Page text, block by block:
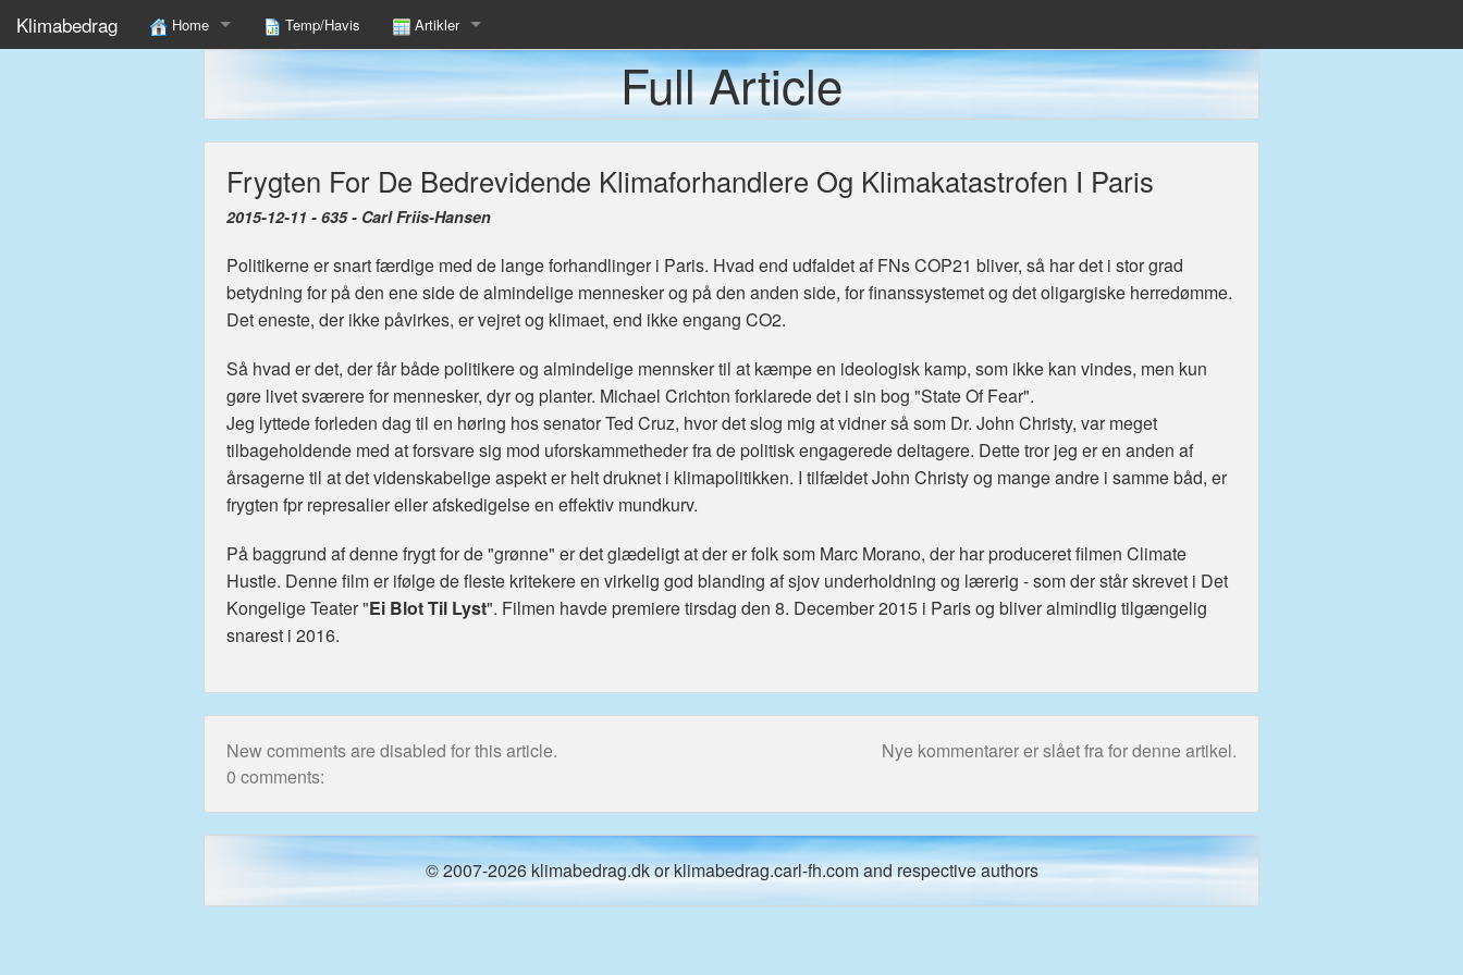
Klimabedrag Home
12 Fakta Om Global Klimaændring Du Ikke Læser I Den Populære Presse
Shameful Exploit Of UK Children In Climate Propaganda
To fulfill COP15 we must Unite Nations In Poor Cold Caves
Danmark Må Modnes, Være Foregangsland Og Levere Fremtidens Energiløsning
Temp/Havis Artikler
Full Article
Frygten For De Bedrevidende Klimaforhandlere Og Klimakatastrofen I Paris
2015-12-11 - 635 - Carl Friis-Hansen
Politikerne er snart færdige med de lange forhandlinger i Paris. Hvad end udfaldet af FNs COP21 bliver, så har det i stor grad
betydning for på den ene side de almindelige mennesker og på den anden side, for finanssystemet og det oligargiske herredømme.
Det eneste, der ikke påvirkes, er vejret og klimaet, end ikke engang CO2.
Så hvad er det, der får både politikere og almindelige mennsker til at kæmpe en ideologisk kamp, som ikke kan vindes, men kun
gøre livet sværere for mennesker, dyr og planter. Michael Crichton forklarede det i sin bog "State Of Fear".
Jeg lyttede forleden dag til en høring hos senator Ted Cruz, hvor det slog mig at vidner så som Dr. John Christy, var meget
tilbageholdende med at forsvare sig mod uforskammetheder fra de politisk engagerede deltagere. Dette tror jeg er en anden af
årsagerne til at det videnskabelige aspekt er helt druknet i klimapolitikken. I tilfældet John Christy og mange andre i samme båd, er
frygten fpr represalier eller afskedigelse en effektiv mundkurv.
På baggrund af denne frygt for de "grønne" er det glædeligt at der er folk som Marc Morano, der har produceret filmen Climate
Hustle. Denne film er ifølge de fleste kritekere en virkelig god blanding af sjov underholdning og lærerig - som der står skrevet i Det
Kongelige Teater "Ei Blot Til Lyst". Filmen havde premiere tirsdag den 8. December 2015 i Paris og bliver almindlig tilgængelig
snarest i 2016.
New comments are disabled for this article.
Nye kommentarer er slået fra for denne artikel.
0 comments:
© 2007-2026 klimabedrag.dk or klimabedrag.carl-fh.com and respective authors